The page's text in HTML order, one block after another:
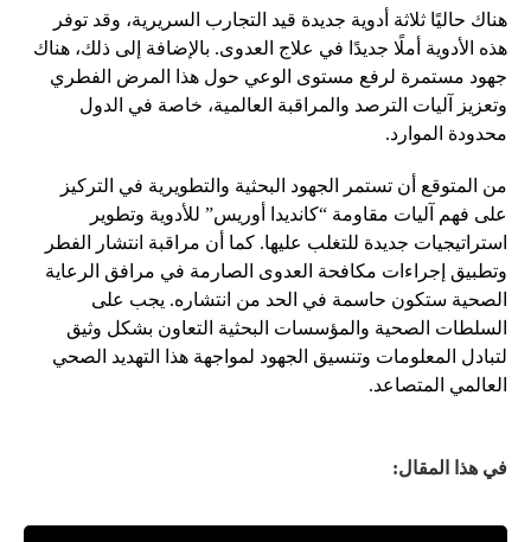
هناك حاليًا ثلاثة أدوية جديدة قيد التجارب السريرية، وقد توفر
هذه الأدوية أملًا جديدًا في علاج العدوى. بالإضافة إلى ذلك، هناك
جهود مستمرة لرفع مستوى الوعي حول هذا المرض الفطري
وتعزيز آليات الترصد والمراقبة العالمية، خاصة في الدول
محدودة الموارد.
من المتوقع أن تستمر الجهود البحثية والتطويرية في التركيز
على فهم آليات مقاومة “كانديدا أوريس” للأدوية وتطوير
استراتيجيات جديدة للتغلب عليها. كما أن مراقبة انتشار الفطر
وتطبيق إجراءات مكافحة العدوى الصارمة في مرافق الرعاية
الصحية ستكون حاسمة في الحد من انتشاره. يجب على
السلطات الصحية والمؤسسات البحثية التعاون بشكل وثيق
لتبادل المعلومات وتنسيق الجهود لمواجهة هذا التهديد الصحي
العالمي المتصاعد.
في هذا المقال: